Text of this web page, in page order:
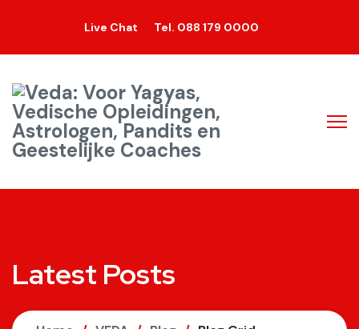
Live Chat Tel. 088 179 0000
Latest Posts